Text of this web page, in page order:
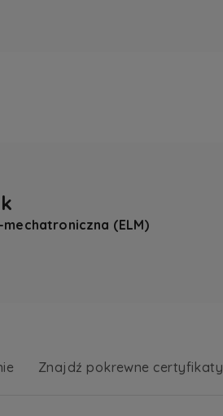
(ELM)
Znajdź pokrewne certyfikaty